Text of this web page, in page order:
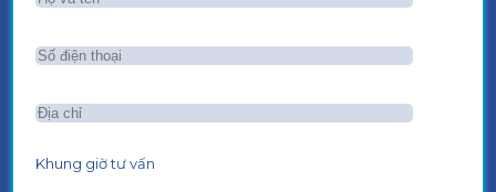
Khung giờ tư vấn